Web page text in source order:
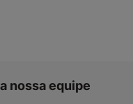
nossa equipe